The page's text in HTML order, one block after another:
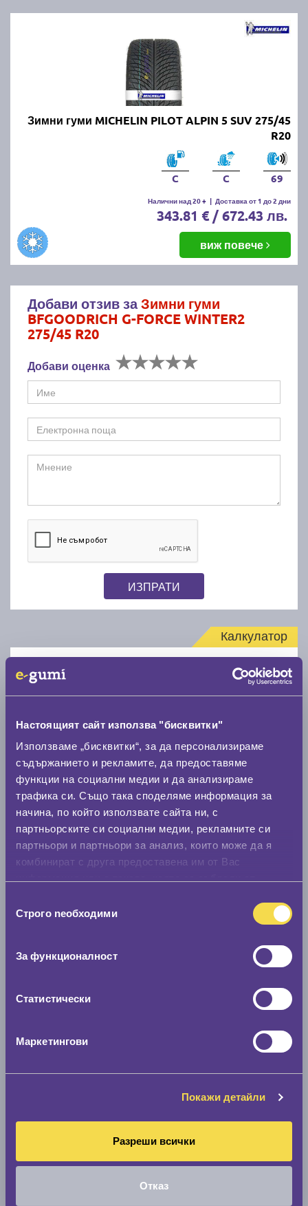
Настоящият сайт използва "бисквитки"
Използваме „бисквитки“, за да персонализираме
съдържанието и рекламите, да предоставяме
функции на социални медии и да анализираме
трафика си. Също така споделяме информация за
начина, по който използвате сайта ни, с
партньорските си социални медии, рекламните си
партньори и партньори за анализ, които може да я
комбинират с друга предоставена им от Вас
наСтрого nеобходими
За функционалност
Статистически
Маркетингови
Покажи детайли
Разреши всички
Отказ
Зимни гуми MICHELIN PILOT ALPIN 5 SUV 275/45
R20
C C 69
Налични над 20 + | Доставка от 1 до 2 дни
343.81 € / 672.43 лв.
виж повече
Добави отзив заЗимни гуми
BFGOODRICH G-FORCE WINTER2
275/45 R20
Добави оценка
ИЗПРАТИ
Калкулатор
Нов размер
Модел